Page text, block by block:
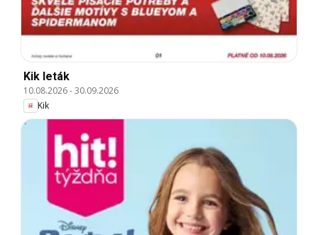
Kik leták
10.08.2026-30.09.2026
Kik